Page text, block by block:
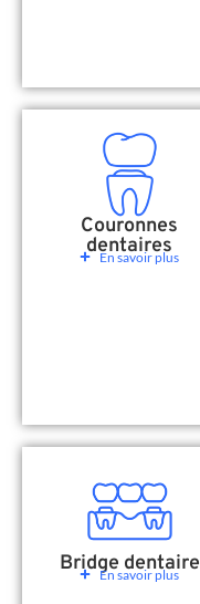
Couronnes
dentaires
En savoir plus
Bridge dentaire
En savoir plus